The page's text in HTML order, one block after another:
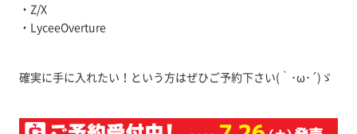
・Z/X
・LyceeOverture
確実に手に入れたい！という方はぜひご予約下さい(｀･ω･´)ゞ